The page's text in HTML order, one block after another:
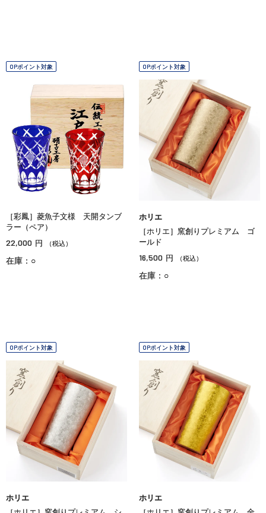
OPポイント対象
［彩鳳］菱魚子文様 天開タンブ
ラー（ペア）
22,000 円 （税込）
在庫：○
OPポイント対象
ホリエ
［ホリエ］窯創りプレミアム ゴ
ールド
16,500 円 （税込）
在庫：○
OPポイント対象
ホリエ
OPポイント対象
ホリエ